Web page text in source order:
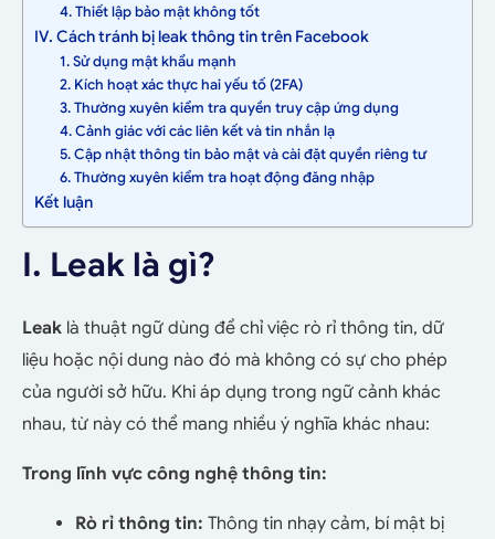
4. Thiết lập bảo mật không tốt
IV. Cách tránh bị leak thông tin trên Facebook
1. Sử dụng mật khẩu mạnh
2. Kích hoạt xác thực hai yếu tố (2FA)
3. Thường xuyên kiểm tra quyền truy cập ứng dụng
4. Cảnh giác với các liên kết và tin nhắn lạ
5. Cập nhật thông tin bảo mật và cài đặt quyền riêng tư
6. Thường xuyên kiểm tra hoạt động đăng nhập
Kết luận
I. Leak là gì?
Leak là thuật ngữ dùng để chỉ việc rò rỉ thông tin, dữ
liệu hoặc nội dung nào đó mà không có sự cho phép
của người sở hữu. Khi áp dụng trong ngữ cảnh khác
nhau, từ này có thể mang nhiều ý nghĩa khác nhau:
Trong lĩnh vực công nghệ thông tin:
Rò rỉ thông tin: Thông tin nhạy cảm, bí mật bị